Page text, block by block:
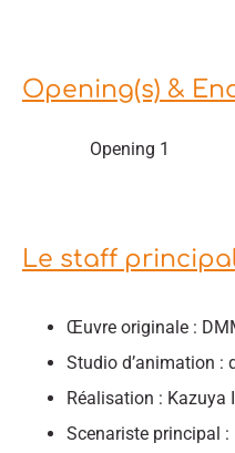
Opening(s) &
Opening 1
Le staff
Œuvre originale :
Studio d’animation :
Réalisation : Kazuya
Scenariste principal